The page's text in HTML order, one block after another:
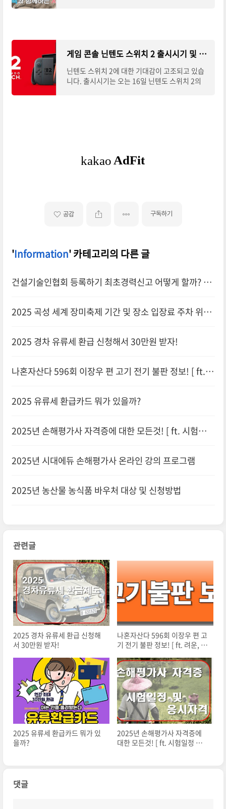
게임 콘솔 닌텐도 스위치 2 출시시기 및 가격정보!
닌텐도 스위치 2에 대한 기대감이 고조되고 있습
니다. 출시시기는 오는 16일 닌텐도 스위치 2의
공감 구독하기
'Information' 카테고리의 다른 글
건설기술인협회 등록하기 최초경력신고 어떻게 할까? 비
2025 곡성 세계 장미축제 기간 및 장소 입장료 주차 위치!
2025 경차 유류세 환급 신청해서 30만원 받자!
나혼자산다 596회 이장우 편 고기 전기 불판 정보! [ ft.
2025 유류세 환급카드 뭐가 있을까?
2025년 손해평가사 자격증에 대한 모든것! [ ft. 시험일정
2025년 시대에듀 손해평가사 온라인 강의 프로그램
2025년 농산물 농식품 바우처 대상 및 신청방법
관련글
2025 경차 유류세 환급 신청해
서 30만원 받자!
나혼자산다 596회 이장우 편 고
기 전기 불판 정보! [ ft. 려운, 리
2025 유류세 환급카드 뭐가 있
을까?
2025년 손해평가사 자격증에
대한 모든것! [ ft. 시험일정 및
댓글